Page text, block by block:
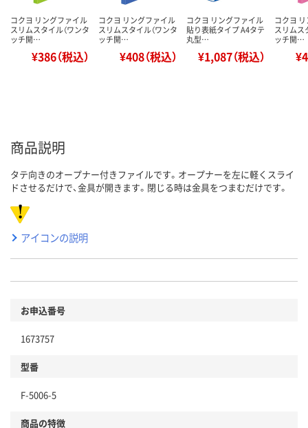
コクヨ リングファイル
スリムスタイル（ワンタ
ッチ開…
¥386（税込）
コクヨ リングファイル
スリムスタイル（ワンタ
ッチ開…
¥408（税込）
コクヨ リングファイル
貼り表紙タイプ A4タテ
丸型…
¥1,087（税込）
コクヨ
スリムス
ッチ開…
商品説明
タテ向きのオープナー付きファイルです。オープナーを左に軽くスライ
ドさせるだけで、金具が開きます。閉じる時は金具をつまむだけです。
アイコンの説明
お申込番号
1673757
型番
F-5006-5
商品の特徴